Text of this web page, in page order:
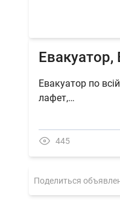
Евакуатор,
Евакуатор по
лафет,…
445
Поделиться